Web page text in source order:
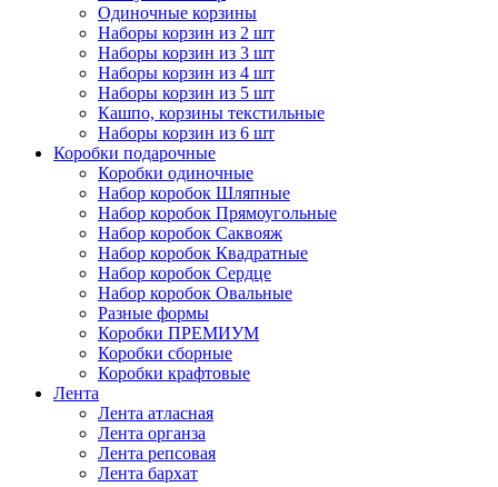
Одиночные корзины
Наборы корзин из 2 шт
Наборы корзин из 3 шт
Наборы корзин из 4 шт
Наборы корзин из 5 шт
Кашпо, корзины текстильные
Наборы корзин из 6 шт
Коробки подарочные
Коробки одиночные
Набор коробок Шляпные
Набор коробок Прямоугольные
Набор коробок Саквояж
Набор коробок Квадратные
Набор коробок Сердце
Набор коробок Овальные
Разные формы
Коробки ПРЕМИУМ
Коробки сборные
Коробки крафтовые
Лента
Лента атласная
Лента органза
Лента репсовая
Лента бархат